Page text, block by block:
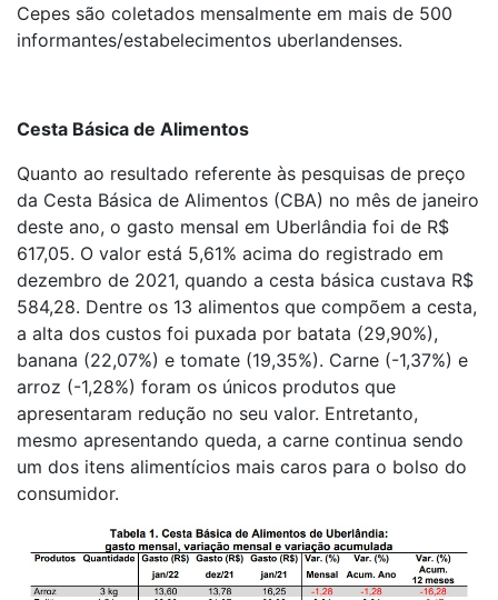
Cepes são coletados mensalmente em mais de 500
informantes/estabelecimentos uberlandenses.
Cesta Básica de Alimentos
Quanto ao resultado referente às pesquisas de preço
da Cesta Básica de Alimentos (CBA) no mês de janeiro
deste ano, o gasto mensal em Uberlândia foi de R$
617,05. O valor está 5,61% acima do registrado em
dezembro de 2021, quando a cesta básica custava R$
584,28. Dentre os 13 alimentos que compõem a cesta,
a alta dos custos foi puxada por batata (29,90%),
banana (22,07%) e tomate (19,35%). Carne (-1,37%) e
arroz (-1,28%) foram os únicos produtos que
apresentaram redução no seu valor. Entretanto,
mesmo apresentando queda, a carne continua sendo
um dos itens alimentícios mais caros para o bolso do
consumidor.